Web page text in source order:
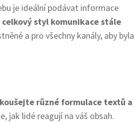
je ideální podávat informace
styl komunikace stále
a pro všechny kanály, aby byla
různé formulace textů a
jak lidé reagují na váš obsah.